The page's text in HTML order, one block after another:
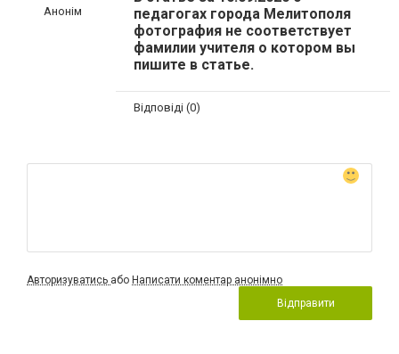
Анонім
педагогах города Мелитополя
фотография не соответствует
фамилии учителя о котором вы
пишите в статье.
Відповіді (0)
Авторизуватись або Написати коментар анонімно
Відправити